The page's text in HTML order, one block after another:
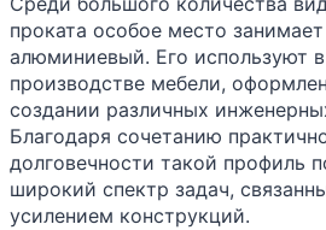
проката особое место
алюминиевый. Его используют в
производстве мебели,
создании различных
Благодаря сочетанию
долговечности такой профиль
широкий спектр задач,
усилением конструкций.